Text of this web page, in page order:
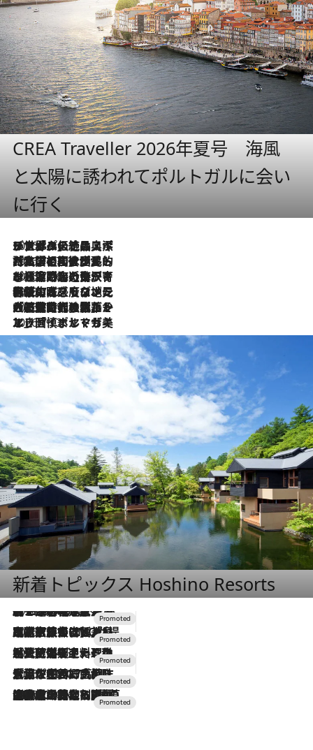
CREA Traveller 2026年夏号 海風
と太陽に誘われてポルトガルに会い
に行く
2026.8.8
リスボンの絶品スイーツ「パステル・デ・ナタ」とは？ポルトガル伝統の奥深い世界へ
2026.7.27
「私の祖国はポルトガル語です」国民的詩人フェルナンド・ペソアと、彼が愛した文学の街を歩く
2026.7.26
ポルトガル近海が育む極上の海の幸。キリリと冷えた白ワインと愉しむ、シーフード専門店の贅沢
2026.7.22
伝統の味をモダンに昇華。高感度な地元客が集う、リスボンの最旬ガストロノミー
2026.7.21
大航海時代の栄華から、震災、独裁、そして革命へ。ポルトガル・首都リスボンの石畳に刻まれた「歴史の光と影」
2026.7.13
エッセイ・ヤマザキマリ「慎ましくも美しき国 ポルトガル」
新着トピックス Hoshino Resorts
2026.8.7
【トンボの足水浴】ヒノキの香りに包まれて涼感マックス！約13℃の湧水かけ流しを避暑地「星野温泉 トンボの湯」で体験
2026.7.31
【ホテル帰省】という選択肢をOMOが提案。家族とほどよい距離を保つには「昼は実家、夜は気兼ねなくホテルで！」
2026.7.24
【夏限定ディナーコース】旬を迎える稚鮎や花ズッキーニなどをイタリア・トスカーナの郷土料理の手法で満喫！
2026.7.17
「土佐和ハーブかき氷」がOMO7高知に登場！生姜、山椒、大葉など目にも舌にも涼を呼ぶ郷土の味
2026.7.10
NEW OPEN！【界 草津】名湯の地に誕生。趣の異なる2種の温泉と上州ならではの会席・蕎麦割烹など美食を味わう究極の癒やし旅